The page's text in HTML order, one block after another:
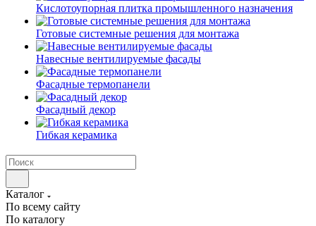
Кислотоупорная плитка промышленного назначения
Готовые системные решения для монтажа
Навесные вентилируемые фасады
Фасадные термопанели
Фасадный декор
Гибкая керамика
Каталог
По всему сайту
По каталогу